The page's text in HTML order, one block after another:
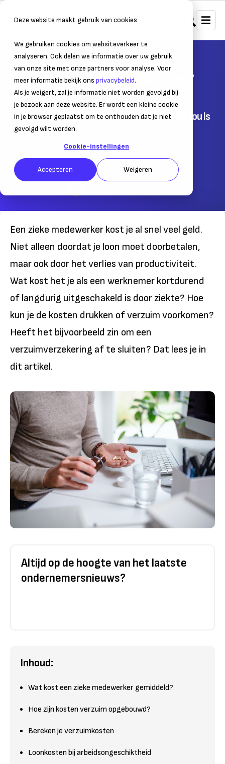
Deze website maakt gebruik van cookies
We gebruiken cookies om websiteverkeer te
analyseren. Ook delen we informatie over uw gebruik
van onze site met onze partners voor analyse. Voor
meer informatie bekijk ons privacybeleid.
Als je weigert, zal je informatie niet worden gevolgd bij
je bezoek aan deze website. Er wordt een kleine cookie
in je browser geplaatst om te onthouden dat je niet
gevolgd wilt worden.
Cookie-instellingen
Accepteren Weigeren
Home Personeel Verzuim & re-integratie
Wat kost een zieke werknemer?
Bereken je verzuimkosten
Ontdek of een verzuimverzekering iets voor jou is
– Leestijd: 7min.
Laatst bijgewerkt:22 april 2026
Een zieke medewerker kost je al snel veel geld.
Niet alleen doordat je loon moet doorbetalen,
maar ook door het verlies van productiviteit.
Wat kost het je als een werknemer kortdurend
of langdurig uitgeschakeld is door ziekte? Hoe
kun je de kosten drukken of verzuim voorkomen?
Heeft het bijvoorbeeld zin om een
verzuimverzekering af te sluiten? Dat lees je in
dit artikel.
Altijd op de hoogte van het laatste
ondernemersnieuws?
Inhoud:
Wat kost een zieke medewerker gemiddeld?
Hoe zijn kosten verzuim opgebouwd?
Bereken je verzuimkosten
Loonkosten bij arbeidsongeschiktheid